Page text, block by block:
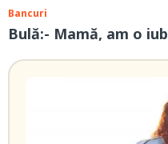
Bancuri
Bulă:- Mamă, am o